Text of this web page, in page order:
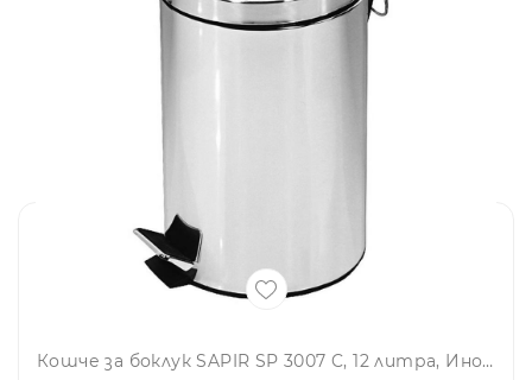
Кошче за боклук SAPIR SP 3007 C, 12 литра, Инокс